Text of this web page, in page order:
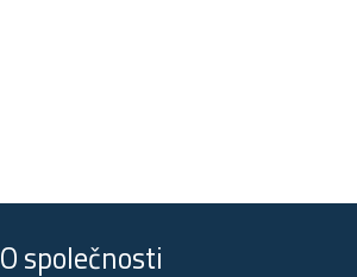
O společnosti